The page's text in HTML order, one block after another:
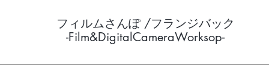
フィルムさんぽ /フランジバック
-Film&DigitalCameraWorksop-